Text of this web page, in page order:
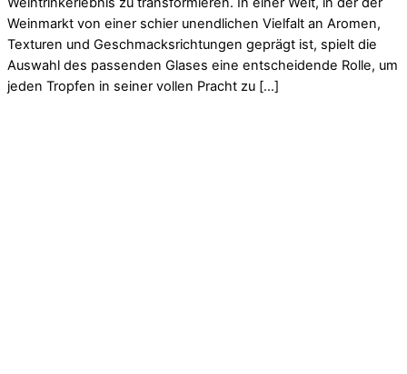
Weinmarkt von einer schier unendlichen Vielfalt an Aromen,
Texturen und Geschmacksrichtungen geprägt ist, spielt die
Auswahl des passenden Glases eine entscheidende Rolle, um
jeden Tropfen in seiner vollen Pracht zu […]